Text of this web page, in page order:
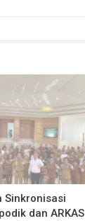
Sinkronisasi
dan ARKAS